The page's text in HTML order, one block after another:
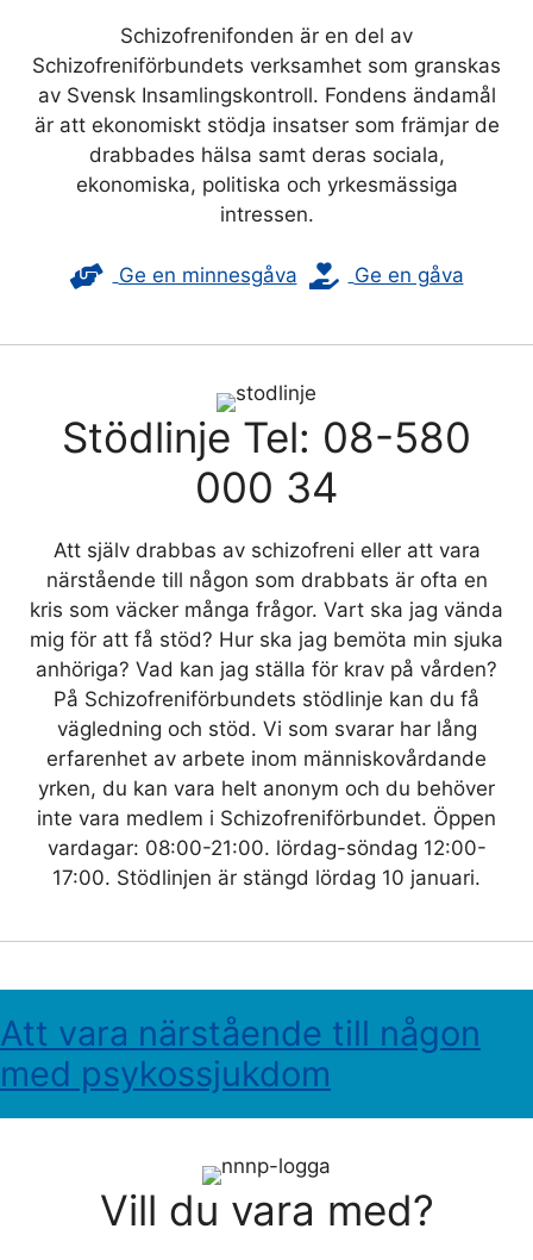
Schizofrenifonden är en del av
Schizofreniförbundets verksamhet som granskas
av Svensk Insamlingskontroll. Fondens ändamål
är att ekonomiskt stödja insatser som främjar de
drabbades hälsa samt deras sociala,
ekonomiska, politiska och yrkesmässiga
intressen.
Ge en minnesgåva Ge en gåva
Stödlinje Tel: 08-580
000 34
Att själv drabbas av schizofreni eller att vara
närstående till någon som drabbats är ofta en
kris som väcker många frågor. Vart ska jag vända
mig för att få stöd? Hur ska jag bemöta min sjuka
anhöriga? Vad kan jag ställa för krav på vården?
På Schizofreniförbundets stödlinje kan du få
vägledning och stöd. Vi som svarar har lång
erfarenhet av arbete inom människovårdande
yrken, du kan vara helt anonym och du behöver
inte vara medlem i Schizofreniförbundet. Öppen
vardagar: 08:00-21:00. lördag-söndag 12:00-
17:00. Stödlinjen är stängd lördag 10 januari.
Att vara närstående till någon
med psykossjukdom
Vill du vara med?